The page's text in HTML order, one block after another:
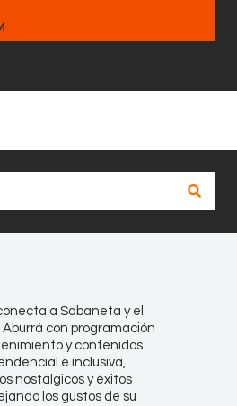
a Sabaneta y el
Aburrá con programación
y contenidos
e inclusiva,
nostálgicos y éxitos
los gustos de su